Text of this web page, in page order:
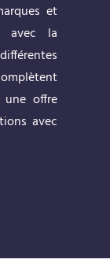
et
avec la
une offre
avec